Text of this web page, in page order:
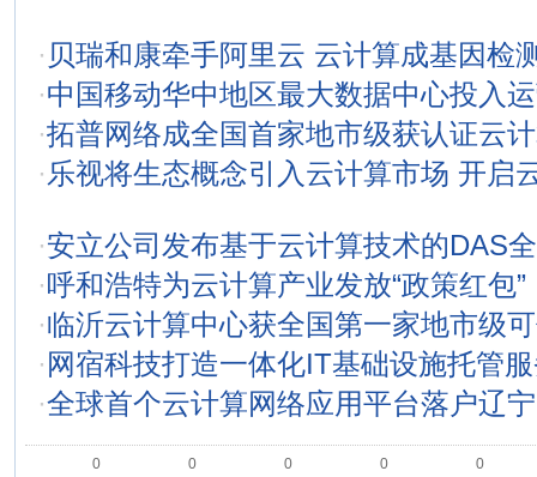
· 贝瑞和康牵手阿里云 云计算成基因检
·中国移动华中地区最大数据中心投入
·拓普网络成全国首家地市级获认证云
·乐视将生态概念引入云计算市场 开启
·安立公司发布基于云计算技术的DAS
·呼和浩特为云计算产业发放“政策红包”
·临沂云计算中心获全国第一家地市级
· 网宿科技打造一体化IT基础设施托管
·全球首个云计算网络应用平台落户辽宁
0 0 0 0 0